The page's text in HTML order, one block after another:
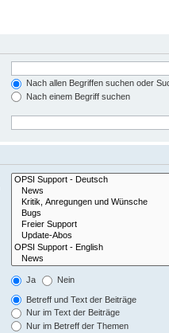
Nach allen Begriffen suchen oder
Nach einem Begriff suchen
Ja Nein
Betreff und Text der Beiträge
Nur im Text der Beiträge
Nur im Betreff der Themen